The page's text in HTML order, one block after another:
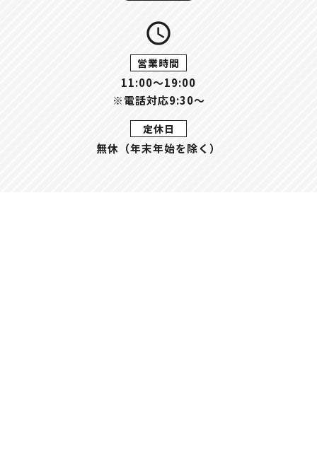
query_builder
営業時間
11:00〜19:00
※電話対応9:30～
定休日
無休（年末年始を除く）